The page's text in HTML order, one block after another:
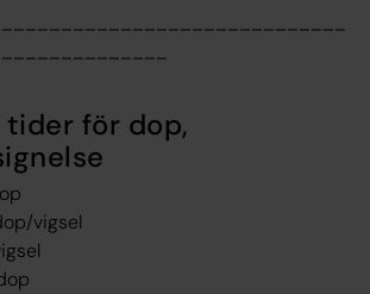
tider för dop,
vigsel